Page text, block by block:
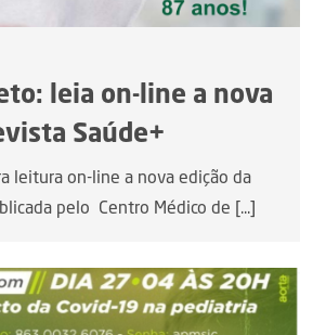
leia on-line a nova
Saúde+
leitura on-line a nova edição da
pelo Centro Médico de [...]